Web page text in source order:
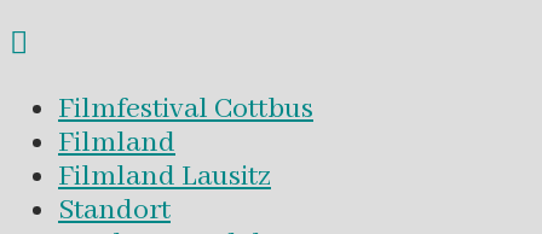
Filmfestival Cottbus
Filmland
Filmland Lausitz
Standort